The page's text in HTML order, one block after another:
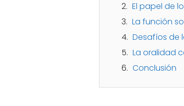
El papel de
La función
Desafíos de
La oralidad
Conclusión